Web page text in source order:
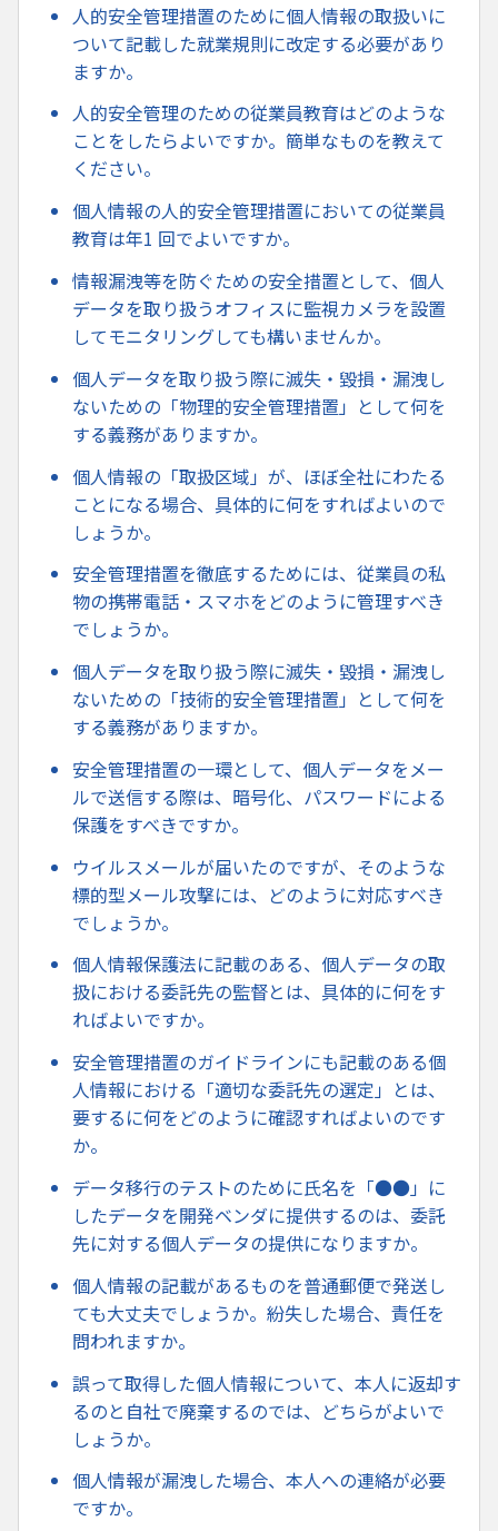
人的安全管理措置のために個人情報の取扱いに
ついて記載した就業規則に改定する必要があり
ますか。
人的安全管理のための従業員教育はどのような
ことをしたらよいですか。簡単なものを教えて
ください。
個人情報の人的安全管理措置においての従業員
教育は年1 回でよいですか。
情報漏洩等を防ぐための安全措置として、個人
データを取り扱うオフィスに監視カメラを設置
してモニタリングしても構いませんか。
個人データを取り扱う際に滅失・毀損・漏洩し
ないための「物理的安全管理措置」として何を
する義務がありますか。
個人情報の「取扱区域」が、ほぼ全社にわたる
ことになる場合、具体的に何をすればよいので
しょうか。
安全管理措置を徹底するためには、従業員の私
物の携帯電話・スマホをどのように管理すべき
でしょうか。
個人データを取り扱う際に滅失・毀損・漏洩し
ないための「技術的安全管理措置」として何を
する義務がありますか。
安全管理措置の一環として、個人データをメー
ルで送信する際は、暗号化、パスワードによる
保護をすべきですか。
ウイルスメールが届いたのですが、そのような
標的型メール攻撃には、どのように対応すべき
でしょうか。
個人情報保護法に記載のある、個人データの取
扱における委託先の監督とは、具体的に何をす
ればよいですか。
安全管理措置のガイドラインにも記載のある個
人情報における「適切な委託先の選定」とは、
要するに何をどのように確認すればよいのです
か。
データ移行のテストのために氏名を「●●」に
したデータを開発ベンダに提供するのは、委託
先に対する個人データの提供になりますか。
個人情報の記載があるものを普通郵便で発送し
ても大丈夫でしょうか。紛失した場合、責任を
問われますか。
誤って取得した個人情報について、本人に返却す
るのと自社で廃棄するのでは、どちらがよいで
しょうか。
個人情報が漏洩した場合、本人への連絡が必要
ですか。